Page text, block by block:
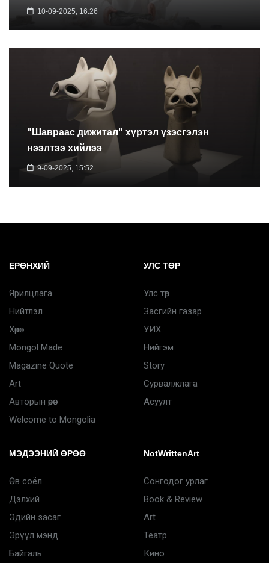
10-09-2025, 16:26
"Шавраас дижитал" хүртэл үзэсгэлэн
нээлтээ хийлээ
9-09-2025, 15:52
ЕРӨНХИЙ
Ярилцлага
Нийтлэл
Хөрөг
Mongol Made
Magazine Quote
Art
Авторын өрөө
Welcome to Mongolia
УЛС ТӨР
Улс төр
Засгийн газар
УИХ
Нийгэм
Story
Сурвалжлага
Асуулт
МЭДЭЭНИЙ ӨРӨӨ
Өв соёл
Дэлхий
Эдийн засаг
Эрүүл мэнд
Байгаль
NotWrittenArt
Сонгодог урлаг
Book & Review
Art
Театр
Кино